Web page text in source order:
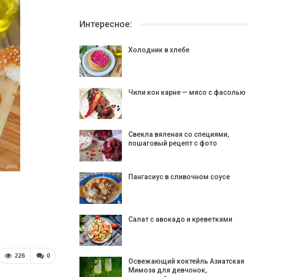
0
226
Интересное:
Холодник в хлебе
Чили кон карне — мясо с фасолью
Свекла вяленая со специями,
пошаговый рецепт с фото
Пангасиус в сливочном соусе
Салат с авокадо и креветками
Освежающий коктейль Азиатская
Мимоза для девчонок,